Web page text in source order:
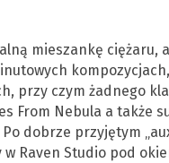
mieszankę ciężaru,
przy czym żadnego
From Nebula a także
dobrze przyjętym
Raven Studio pod